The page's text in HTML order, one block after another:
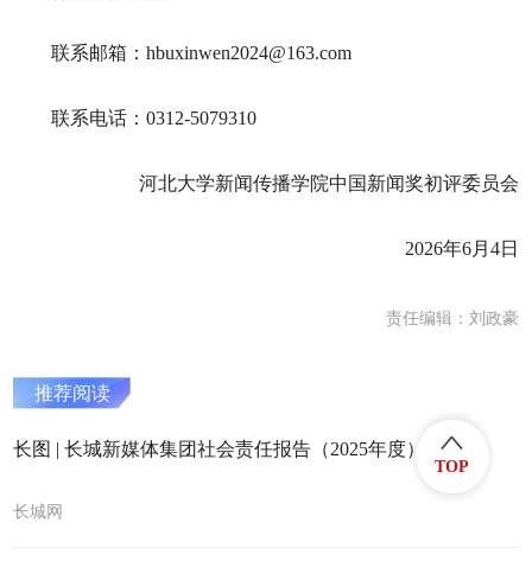
联系邮箱：hbuxinwen2024@163.com
联系电话：0312-5079310
河北大学新闻传播学院中国新闻奖初评委员会
2026年6月 4日
责任编辑：刘政豪
推荐阅读
长图 | 长城新媒体集团社会责任报告（2025年度）
长城网
TOP